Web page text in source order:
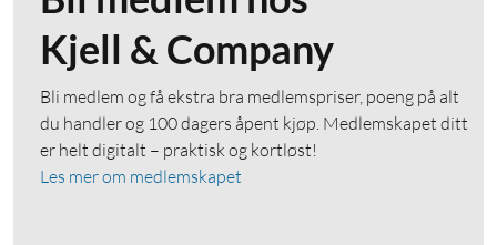
Kjell & Company
Bli medlem og få ekstra bra medlemspriser, poeng på alt
du handler og 100 dagers åpent kjøp. Medlemskapet ditt
er helt digitalt – praktisk og kortløst!
Les mer om medlemskapet